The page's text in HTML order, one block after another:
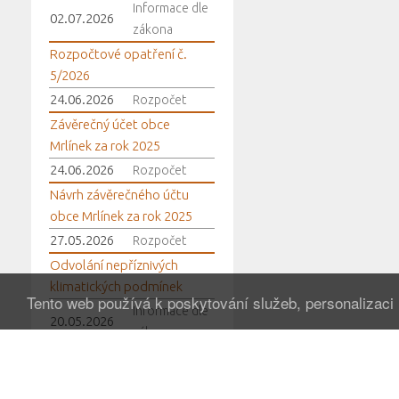
Tento web používá k poskytování služeb,
02.07.2026
Informace dle
zákona
Rozpočtové opatření č.
5/2026
24.06.2026
Rozpočet
Závěrečný účet obce
Mrlínek za rok 2025
24.06.2026
Rozpočet
Návrh závěrečného účtu
obce Mrlínek za rok 2025
27.05.2026
Rozpočet
Odvolání nepříznivých
klimatických podmínek
20.05.2026
Informace dle
zákona